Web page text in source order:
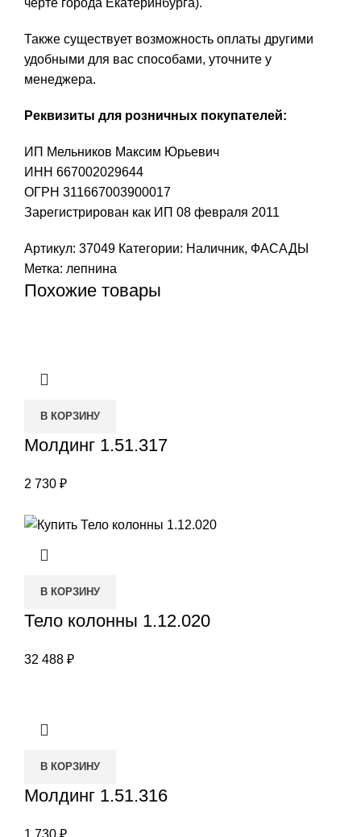
черте города Екатеринбурга).
Также существует возможность оплаты другими
удобными для вас способами, уточните у
менеджера.
Реквизиты для розничных покупателей:
ИП Мельников Максим Юрьевич
ИНН 667002029644
ОГРН 311667003900017
Зарегистрирован как ИП 08 февраля 2011
Артикул: 37049 Категории: Наличник, ФАСАДЫ
Метка: лепнина
Похожие товары
В КОРЗИНУ
Молдинг 1.51.317
2 730 ₽
В КОРЗИНУ
Тело колонны 1.12.020
32 488 ₽
В КОРЗИНУ
Молдинг 1.51.316